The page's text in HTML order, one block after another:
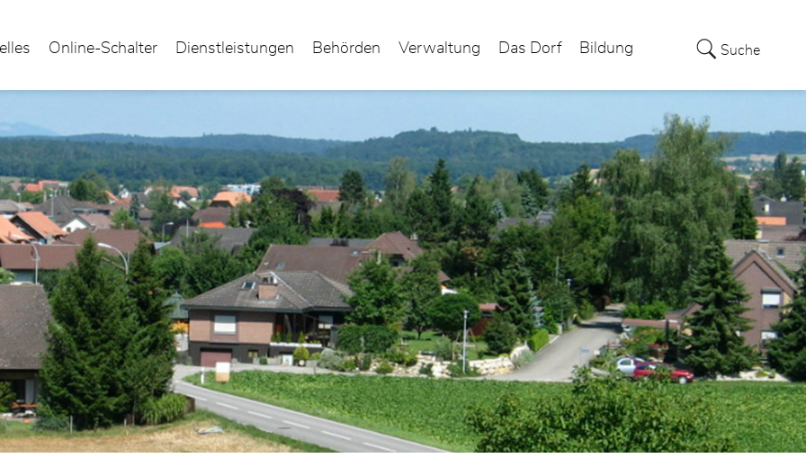
Online-Schalter Dienstleistungen Behörden Verwaltung Das Dorf Bildung Suche